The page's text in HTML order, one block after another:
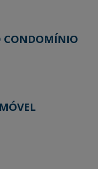
CONDOMÍNIO